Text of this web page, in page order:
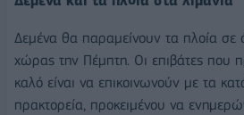
Δεμένα θα παραμείνουν τα πλοία σε
χώρας την Πέμπτη. Οι επιβάτες που
καλό είναι να επικοινωνούν με τα
πρακτορεία, προκειμένου να